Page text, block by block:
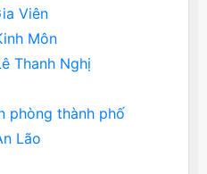
Viên
Môn
Thanh Nghị
phòng thành phố
Lão